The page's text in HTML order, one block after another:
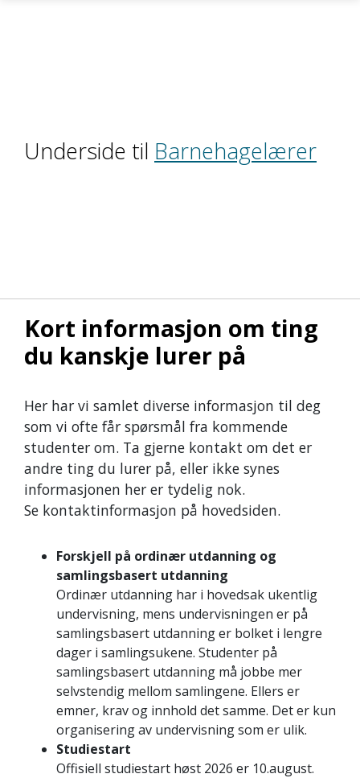
Underside til Barnehagelærer
Kort informasjon om ting
du kanskje lurer på
Her har vi samlet diverse informasjon til deg
som vi ofte får spørsmål fra kommende
studenter om. Ta gjerne kontakt om det er
andre ting du lurer på, eller ikke synes
informasjonen her er tydelig nok.
Se kontaktinformasjon på hovedsiden.
Forskjell på ordinær utdanning og
samlingsbasert utdanning
Ordinær utdanning har i hovedsak ukentlig
undervisning, mens undervisningen er på
samlingsbasert utdanning er bolket i lengre
dager i samlingsukene. Studenter på
samlingsbasert utdanning må jobbe mer
selvstendig mellom samlingene. Ellers er
emner, krav og innhold det samme. Det er kun
organisering av undervisning som er ulik.
Studiestart
Offisiell studiestart høst 2026 er 10.august.